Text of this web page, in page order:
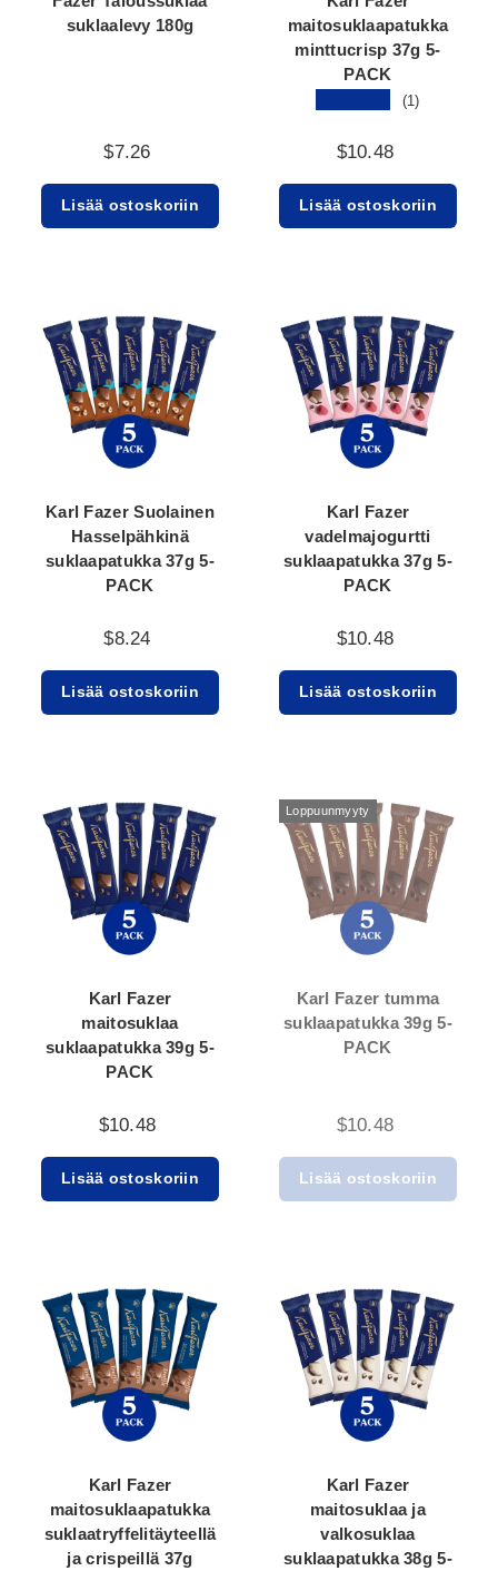
suklaalevy 180g
$7.26
Lisää ostoskoriin
maitosuklaapatukka
minttucrisp 37g 5-
PACK
(1)
$10.48
Lisää ostoskoriin
Karl Fazer Suolainen
Hasselpähkinä
suklaapatukka 37g 5-
PACK
$8.24
Lisää ostoskoriin
Karl Fazer
vadelmajogurtti
suklaapatukka 37g 5-
PACK
$10.48
Lisää ostoskoriin
Karl Fazer
maitosuklaa
suklaapatukka 39g 5-
PACK
$10.48
Lisää ostoskoriin
Loppuunmyyty
Karl Fazer tumma
suklaapatukka 39g 5-
PACK
$10.48
Lisää ostoskoriin
Karl Fazer
maitosuklaapatukka
suklaatryffelitäyteellä
ja crispeillä 37g
Karl Fazer
maitosuklaa ja
valkosuklaa
suklaapatukka 38g 5-